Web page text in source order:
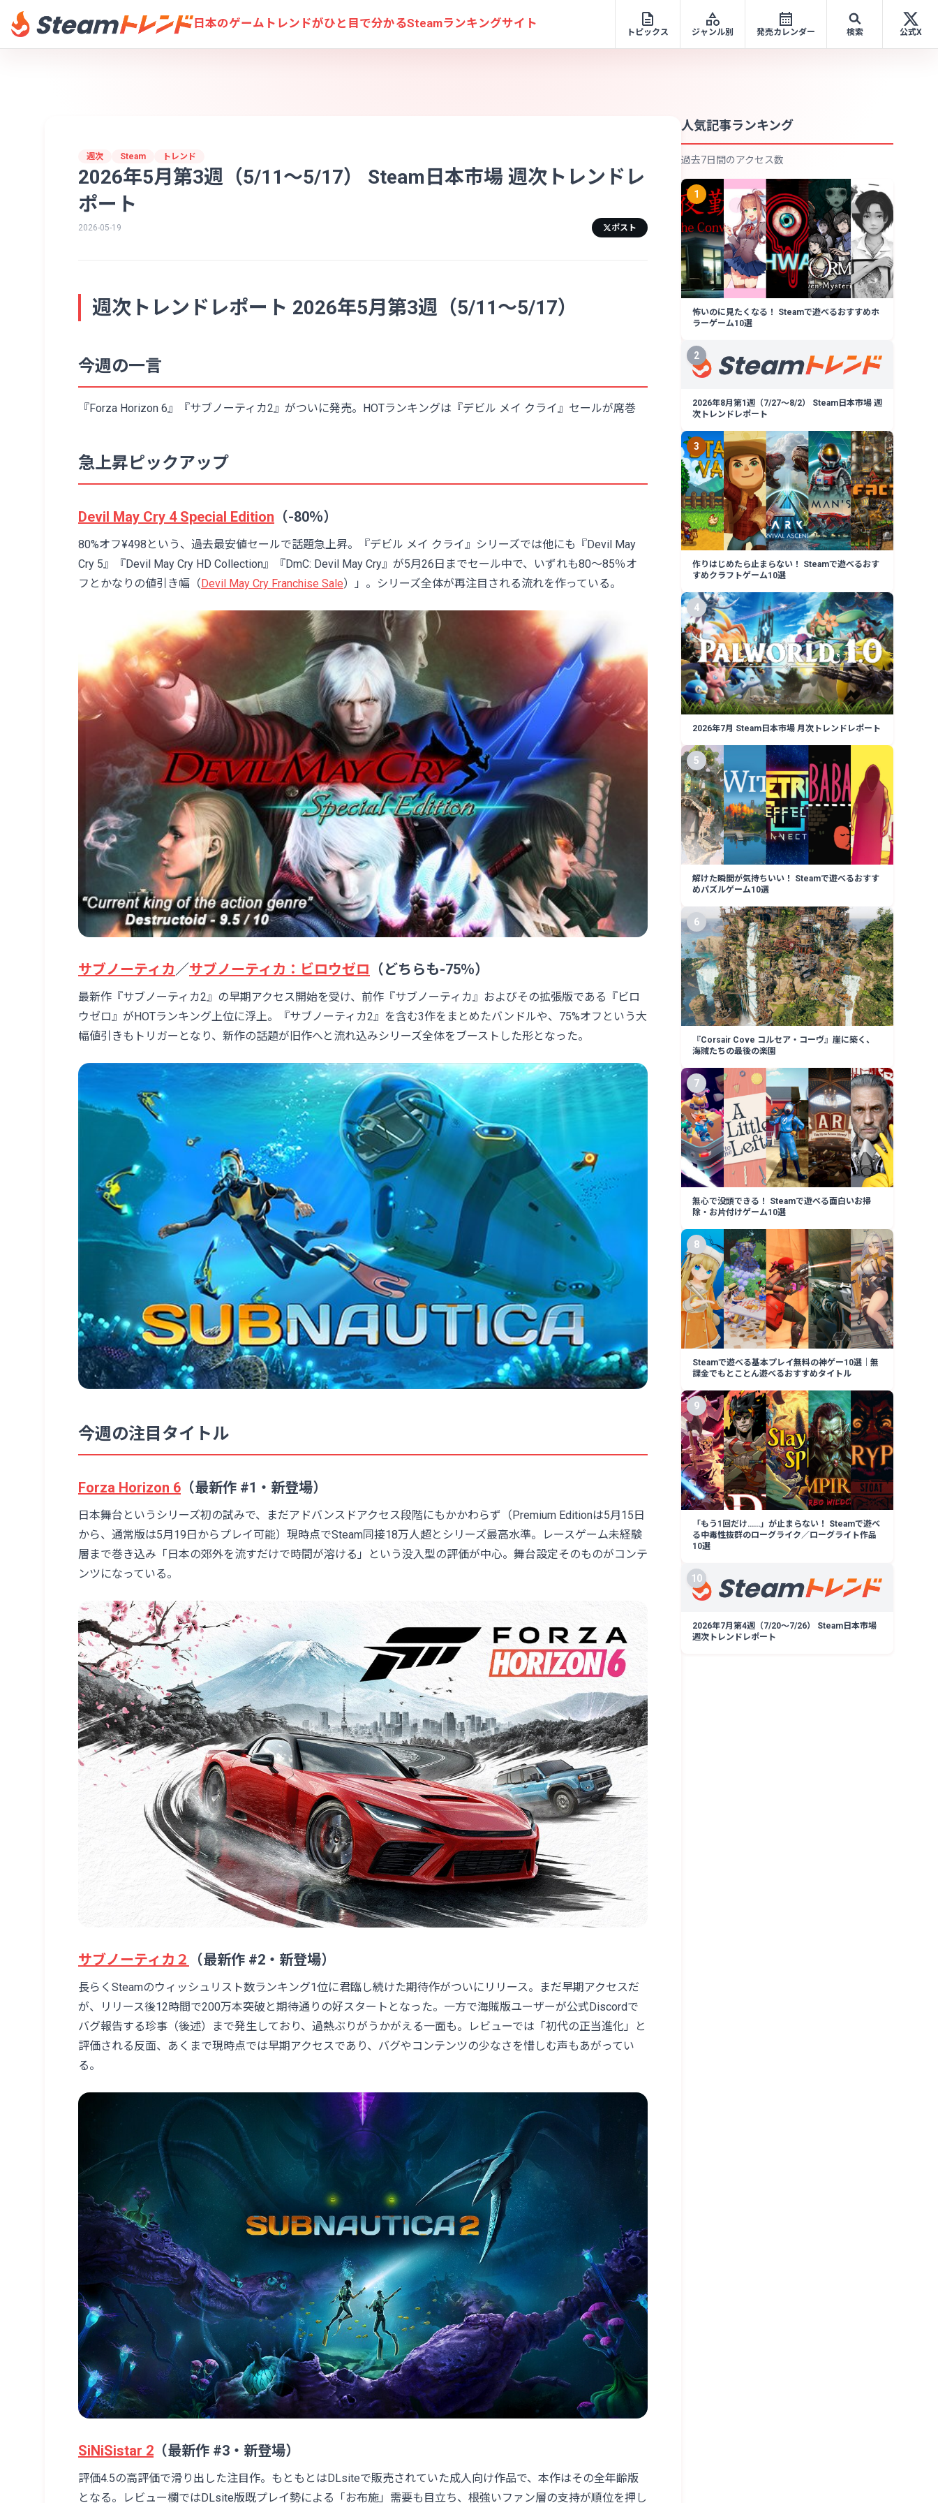
日本のゲームトレンドがひと目で分かるSteamランキングサイト
トピックス ジャンル別 発売カレンダー 検索 公式X
週次 Steam トレンド
2026年5月第3週（5/11〜5/17） Steam日本市場 週次トレンドレ
ポート
2026-05-19 ポスト
週次トレンドレポート 2026年5月第3週（5/11〜5/17）
今週の一言
『Forza Horizon 6』『サブノーティカ2』がついに発売。HOTランキングは『デビル メイ クライ』セールが席巻
急上昇ピックアップ
Devil May Cry 4 Special Edition （-80％）
80%オフ¥498という、過去最安値セールで話題急上昇。『デビル メイ クライ』シリーズでは他にも『Devil May
Cry 5』『Devil May Cry HD Collection』『DmC: Devil May Cry』が5月26日までセール中で、いずれも80～85％オ
フとかなりの値引き幅（Devil May Cry Franchise Sale）」。シリーズ全体が再注目される流れを作っている。
サブノーティカ ／サブノーティカ：ビロウゼロ （どちらも-75％）
最新作『サブノーティカ2』の早期アクセス開始を受け、前作『サブノーティカ』およびその拡張版である『ビロ
ウゼロ』がHOTランキング上位に浮上。『サブノーティカ2』を含む3作をまとめたバンドルや、75%オフという大
幅値引きもトリガーとなり、新作の話題が旧作へと流れ込みシリーズ全体をブーストした形となった。
今週の注目タイトル
Forza Horizon 6 （最新作 #1・新登場）
日本舞台というシリーズ初の試みで、まだアドバンスドアクセス段階にもかかわらず（Premium Editionは5月15日
から、通常版は5月19日からプレイ可能）現時点でSteam同接18万人超とシリーズ最高水準。レースゲーム未経験
層まで巻き込み「日本の郊外を流すだけで時間が溶ける」という没入型の評価が中心。舞台設定そのものがコンテ
ンツになっている。
サブノーティカ２ （最新作 #2・新登場）
長らくSteamのウィッシュリスト数ランキング1位に君臨し続けた期待作がついにリリース。まだ早期アクセスだ
が、リリース後12時間で200万本突破と期待通りの好スタートとなった。一方で海賊版ユーザーが公式Discordで
バグ報告する珍事（後述）まで発生しており、過熱ぶりがうかがえる一面も。レビューでは「初代の正当進化」と
評価される反面、あくまで現時点では早期アクセスであり、バグやコンテンツの少なさを惜しむ声もあがってい
る。
SiNiSistar 2 （最新作 #3・新登場）
評価4.5の高評価で滑り出した注目作。もともとはDLsiteで販売されていた成人向け作品で、本作はその全年齢版
となる。レビュー欄ではDLsite版既プレイ勢による「お布施」需要も目立ち、根強いファン層の支持が順位を押し
人気記事ランキング
過去7日間のアクセス数
1
怖いのに見たくなる！ Steamで遊べるおすすめホ
ラーゲーム10選
2
2026年8月第1週（7/27〜8/2） Steam日本市場 週
次トレンドレポート
3
作りはじめたら止まらない！ Steamで遊べるおす
すめクラフトゲーム10選
4
2026年7月 Steam日本市場 月次トレンドレポート
5
解けた瞬間が気持ちいい！ Steamで遊べるおすす
めパズルゲーム10選
6
『Corsair Cove コルセア・コーヴ』崖に築く、
海賊たちの最後の楽園
7
無心で没頭できる！ Steamで遊べる面白いお掃
除・お片付けゲーム10選
8
Steamで遊べる基本プレイ無料の神ゲー10選｜無
課金でもとことん遊べるおすすめタイトル
9
「もう1回だけ……」が止まらない！ Steamで遊べ
る中毒性抜群のローグライク／ローグライト作品
10選
10
2026年7月第4週（7/20〜7/26） Steam日本市場
週次トレンドレポート